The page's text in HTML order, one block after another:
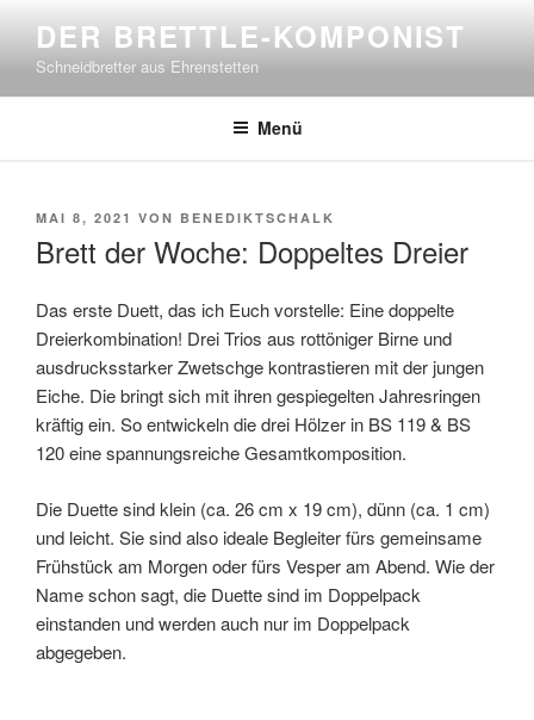
springen
DER BRETTLE-KOMPONIST
Schneidbretter aus Ehrenstetten
Menü
VERÖFFENTLICHT
MAI 8, 2021 VON BENEDIKTSCHALK
Brett der Woche: Doppeltes Dreier
Das erste Duett, das ich Euch vorstelle: Eine doppelte
Dreierkombination! Drei Trios aus rottöniger Birne und
ausdrucksstarker Zwetschge kontrastieren mit der jungen
Eiche. Die bringt sich mit ihren gespiegelten Jahresringen
kräftig ein. So entwickeln die drei Hölzer in BS 119& BS
120eine spannungsreiche Gesamtkomposition.
Die Duette sind klein (ca. 26 cm x 19 cm), dünn (ca. 1 cm)
und leicht. Sie sind also ideale Begleiter fürs gemeinsame
Frühstück am Morgen oderfürs Vesperam Abend. Wie der
Name schon sagt, die Duettesind im Doppelpack
einstanden und werdenauch nur im Doppelpack
abgegeben.